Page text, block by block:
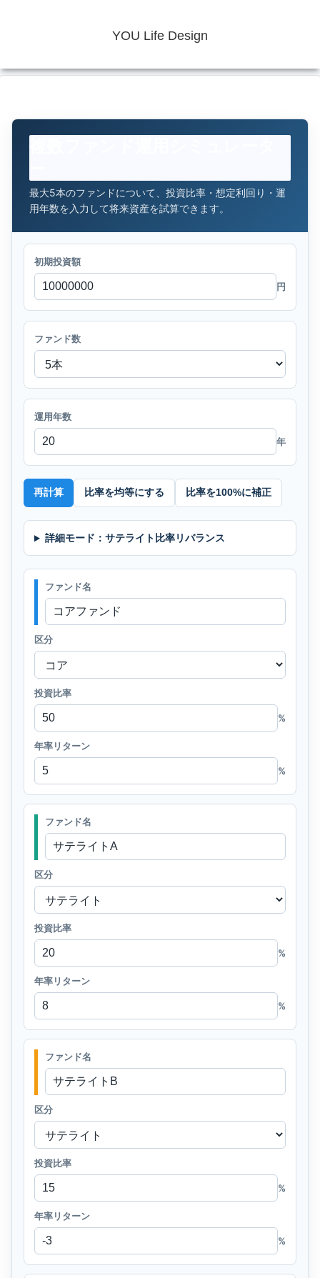
YOU Life Design
最大5本のファンドについて、投資比率・想定利回り・運
用年数を入力して将来資産を試算できます。
初期投資額
円
ファンド数
運用年数
年
再計算 比率を均等にする 比率を100%に補正
詳細モード：サテライト比率リバランス
ファンド名
区分
投資比率
%
年率リターン
%
ファンド名
区分
投資比率
%
年率リターン
%
ファンド名
区分
投資比率
%
年率リターン
%